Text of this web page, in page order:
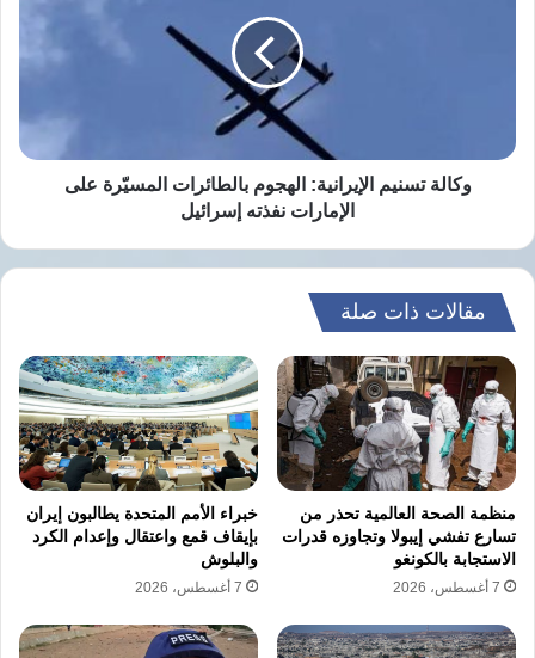
نفذته
إسرائيلوكالة تسنيم الإيرانية: الهجوم بالطائرات المسيّرة على
الإمارات نفذته إسرائيل
مقالات ذات صلة
منظمة الصحة العالمية تحذر من
تسارع تفشي إيبولا وتجاوزه قدرات
الاستجابة بالكونغو
7 أغسطس، 2026
خبراء الأمم المتحدة يطالبون إيران
بإيقاف قمع واعتقال وإعدام الكرد
والبلوش
7 أغسطس، 2026